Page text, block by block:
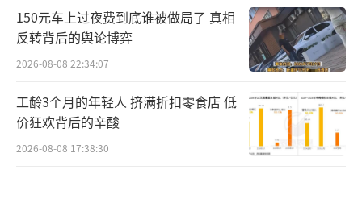
150元车上过夜费到底谁被做局了 真相
反转背后的舆论博弈
2026-08-08 22:34:07
工龄3个月的年轻人 挤满折扣零食店 低
价狂欢背后的辛酸
2026-08-08 17:38:30